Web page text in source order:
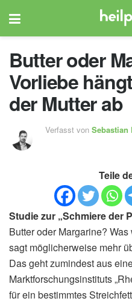
Butter oder
Vorliebe
der Mutter ab
Verfasst vonSebastian
Teile
Studie zur „Schmiere der
Butter oder Margarine?
sagt möglicherweise mehr
Das geht zumindest aus
Marktforschungsinstituts
für ein bestimmtes